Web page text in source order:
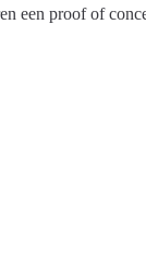
een proof of